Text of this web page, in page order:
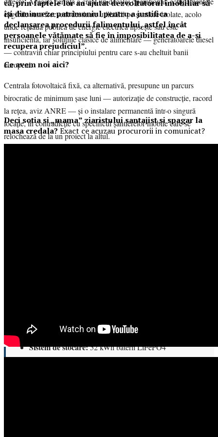
că, prin faptele lor au ajutat dezvoltatorul imobiliar să
își diminueze patrimoniul pentru a justifica
declanșarea procedurii falimentului, astfel încât
persoanele vătămate să fie în imposibilitatea de a-și
recupera prejudiciul”.
Ce avem noi aici?
Deci sotia si „mama” ziaristului santajist si spagar la
masa credala? Exact ce acuzau procurorii in comunicat?
eligibile sunt frecvent destinate utilizării pe șantiere izolate, acolo
unde rețeaua publică de energie electrică lipsește sau este
insuficientă, iar soluțiile clasice de alimentare — generatoarele diesel
— contravin chiar principiului pentru care s-au cheltuit banii
europeni.
Centrala fotovoltaică fixă, ca alternativă, presupune un parcurs
birocratic de minimum șase luni — autorizație de construcție, racord
la rețea, aviz ANRE — și o instalare permanentă într-o singură
locație, în contradicție cu specificul șantierelor mobile care se
relochează de la un proiect la altul.
Panouri fotovoltaice instalate:24 kW
Sistem de stocare:52 kWh baterii LiFePO4